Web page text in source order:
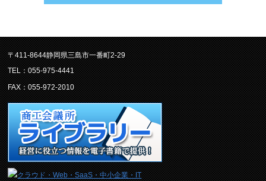
〒411-8644静岡県三島市一番町2-29
TEL：055-975-4441
FAX：055-972-2010